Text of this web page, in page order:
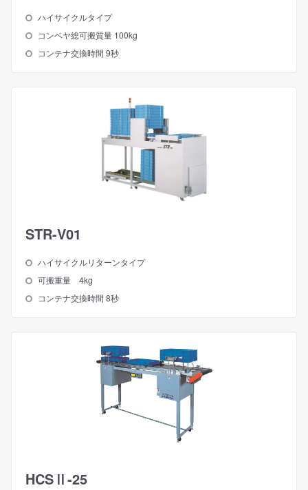
ハイサイクルタイプ
コンベヤ総可搬質量 100kg
コンテナ交換時間 9秒
STR-V01
ハイサイクルリターンタイプ
可搬重量 4kg
コンテナ交換時間 8秒
HCSⅡ-25